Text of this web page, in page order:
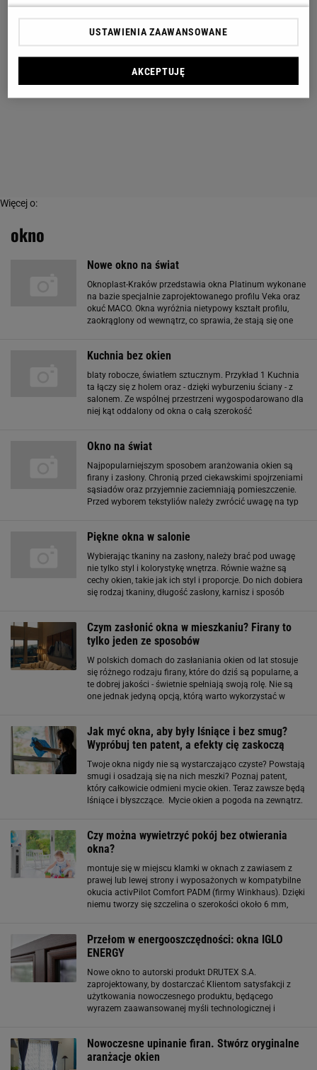
Więcej o:
okno
Nowe okno na świat
Oknoplast-Kraków przedstawia okna Platinum wykonane
na bazie specjalnie zaprojektowanego profilu Veka oraz
okuć MACO. Okna wyróżnia nietypowy kształt profilu,
zaokrąglony od wewnątrz, co sprawia, że stają się one
Kuchnia bez okien
blaty robocze, światłem sztucznym. Przykład 1 Kuchnia
ta łączy się z holem oraz - dzięki wyburzeniu ściany - z
salonem. Ze wspólnej przestrzeni wygospodarowano dla
niej kąt oddalony od okna o całą szerokość
Okno na świat
Najpopularniejszym sposobem aranżowania okien są
firany i zasłony. Chronią przed ciekawskimi spojrzeniami
sąsiadów oraz przyjemnie zaciemniają pomieszczenie.
Przed wyborem tekstyliów należy zwrócić uwagę na typ
Piękne okna w salonie
Wybierając tkaniny na zasłony, należy brać pod uwagę
nie tylko styl i kolorystykę wnętrza. Równie ważne są
cechy okien, takie jak ich styl i proporcje. Do nich dobiera
się rodzaj tkaniny, długość zasłony, karnisz i sposób
Czym zasłonić okna w mieszkaniu? Firany to
tylko jeden ze sposobów
W polskich domach do zasłaniania okien od lat stosuje
się różnego rodzaju firany, które do dziś są popularne, a
te dobrej jakości - świetnie spełniają swoją rolę. Nie są
one jednak jedyną opcją, którą warto wykorzystać w
Jak myć okna, aby były lśniące i bez smug?
Wypróbuj ten patent, a efekty cię zaskoczą
Twoje okna nigdy nie są wystarczająco czyste? Powstają
smugi i osadzają się na nich meszki? Poznaj patent,
który całkowicie odmieni mycie okien. Teraz zawsze będą
lśniące i błyszczące. Mycie okien a pogoda na zewnątrz.
Czy można wywietrzyć pokój bez otwierania
okna?
montuje się w miejscu klamki w oknach z zawiasem z
prawej lub lewej strony i wyposażonych w kompatybilne
okucia activPilot Comfort PADM (firmy Winkhaus). Dzięki
niemu tworzy się szczelina o szerokości około 6 mm,
Przełom w energooszczędności: okna IGLO
ENERGY
Nowe okno to autorski produkt DRUTEX S.A.
zaprojektowany, by dostarczać Klientom satysfakcji z
użytkowania nowoczesnego produktu, będącego
wyrazem zaawansowanej myśli technologicznej i
ofercie DRUTEX
Nowoczesne upinanie firan. Stwórz oryginalne
aranżacje okien
USTAWIENIA ZAAWANSOWANE
AKCEPTUJĘ